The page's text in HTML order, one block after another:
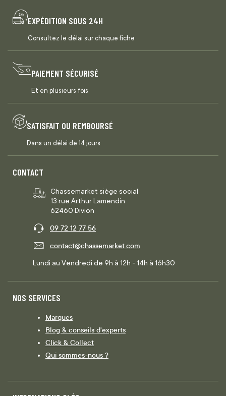
EXPÉDITION SOUS 24H
Consultez le délai sur chaque fiche
PAIEMENT SÉCURISÉ
Et en plusieurs fois
SATISFAIT OU REMBOURSÉ
Dans un délai de 14 jours
CONTACT
Chassemarket siège social
13 rue Arthur Lamendin
62460 Divion
09 72 12 77 56
contact@chassemarket.com
Lundi au Vendredi de 9h à 12h - 14h à 16h30
NOS SERVICES
Marques
Blog & conseils d'experts
Click & Collect
Qui sommes-nous ?